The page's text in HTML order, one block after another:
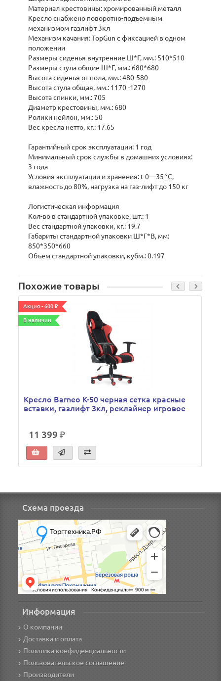
Материал крестовины: хромированный металл
Кресло снабжено поворотно-подъемным
механизмом газлифт 3кл
Механизм качания: TopGun c фиксацией в одном
положении
Размеры сиденья внутренние Ш*Г, мм.: 510*510
Размеры стула общие Ш*Г, мм.: 680*680
Высота сиденья от пола, мм.: 480-580
Высота стула общая, мм.: 1170 -1270
Высота спинки, мм.: 705
Диаметр крестовины, мм.: 680
Ролики нейлон, мм.: 50
Вес кресла нетто, кг.: 17.65
Гарантийный срок эксплуатации: 1 год
Минимальный срок службы в домашних условиях:
3 года
Условия эксплуатации и хранения: t 0—35 °С,
влажность до 80%, нагрузка на газ-лифт до 150 кг
Логистическая информация
Кол-во в стандартной упаковке, шт.: 1
Вес стандартной упаковки, кг.: 19.7
Габариты стандартной упаковки Ш*Г*В, мм:
850*350*660
Объем стандартной упаковки, кубм.: 0.197
Похожие товары
Акция - 600 ₽
В наличии
Кресло Barneo K-50 черная сетка красные
вставки, газлифт 3кл, реклайнер игровое
11 399 ₽
Схема проезда
Информация
О компании
Доставка и оплата
Политика конфиденциальности
Пользовательское соглашение
Производители